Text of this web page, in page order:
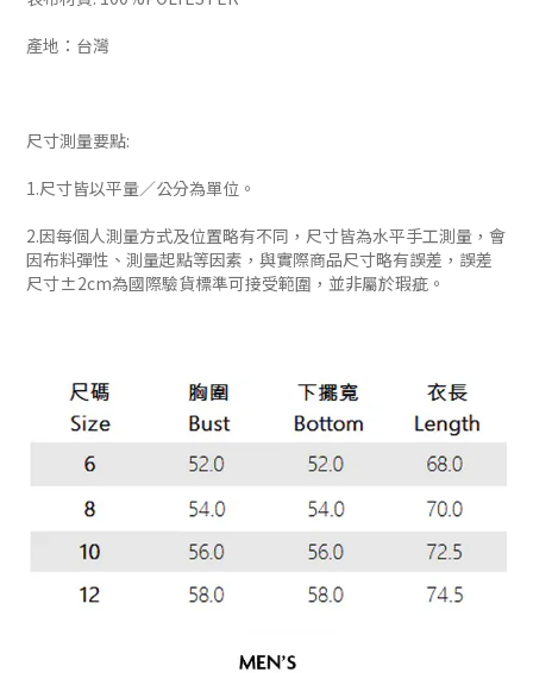
產地：台灣
尺寸測量要點:
1.尺寸皆以平量／公分為單位。
2.因每個人測量方式及位置略有不同，尺寸皆為水平手工測量，會
因布料彈性、測量起點等因素，與實際商品尺寸略有誤差，誤差
尺寸±2cm為國際驗貨標準可接受範圍，並非屬於瑕疵。